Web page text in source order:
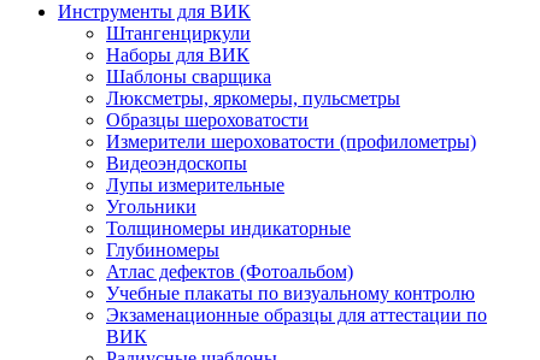
Инструменты для ВИК
Штангенциркули
Наборы для ВИК
Шаблоны сварщика
Люксметры, яркомеры, пульсметры
Образцы шероховатости
Измерители шероховатости (профилометры)
Видеоэндоскопы
Лупы измерительные
Угольники
Толщиномеры индикаторные
Глубиномеры
Атлас дефектов (Фотоальбом)
Учебные плакаты по визуальному контролю
Экзаменационные образцы для аттестации по
ВИК